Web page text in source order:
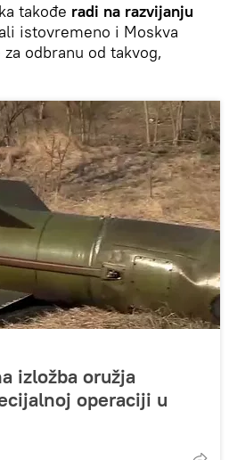
takođe radi na razvijanju
istovremeno i Moskva
odbranu od takvog,
izložba oružja
operaciji u